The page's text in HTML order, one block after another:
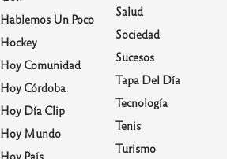
Hablemos Un Poco
Hockey
Hoy Comunidad
Hoy Córdoba
Hoy Día Clip
Hoy Mundo
Hoy País
Salud
Sociedad
Sucesos
Tapa Del Día
Tecnología
Tenis
Turismo